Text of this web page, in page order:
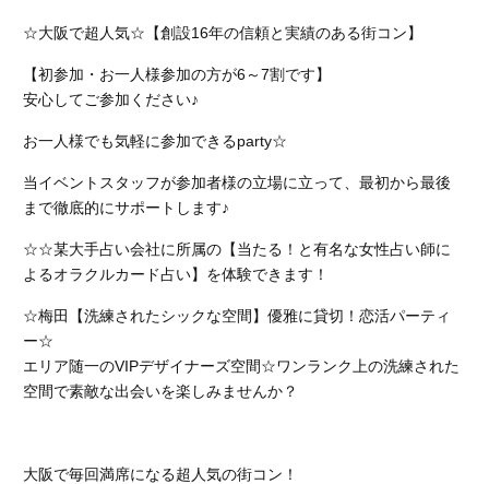
☆大阪で超人気☆【創設16年の信頼と実績のある街コン】
【初参加・お一人様参加の方が6～7割です】
安心してご参加ください♪
お一人様でも気軽に参加できるparty☆
当イベントスタッフが参加者様の立場に立って、最初から最後
まで徹底的にサポートします♪
☆☆某大手占い会社に所属の【当たる！と有名な女性占い師に
よるオラクルカード占い】を体験できます！
☆梅田【洗練されたシックな空間】優雅に貸切！恋活パーティ
ー☆
エリア随一のVIPデザイナーズ空間☆ワンランク上の洗練された
空間で素敵な出会いを楽しみませんか？
大阪で毎回満席になる超人気の街コン！